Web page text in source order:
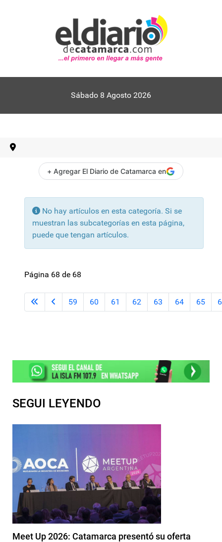
Sábado 8 Agosto 2026
+ Agregar El Diario de Catamarca en
Información
No hay artículos en esta categoría. Si se
muestran las subcategorías en esta página,
puede que tengan artículos.
Página 68 de 68
59 60 61 62 63 64 65
SEGUI LEYENDO
Meet Up 2026: Catamarca presentó su oferta